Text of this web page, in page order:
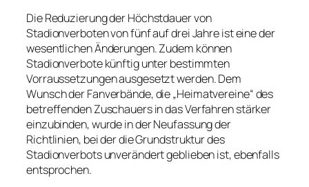
Die Reduzierung der Höchstdauer von
Stadionverboten von fünf auf drei Jahre ist eine der
wesentlichen Änderungen. Zudem können
Stadionverbote künftig unter bestimmten
Vorraussetzungen ausgesetzt werden. Dem
Wunsch der Fanverbände, die „Heimatvereine“ des
betreffenden Zuschauers in das Verfahren stärker
einzubinden, wurde in der Neufassung der
Richtlinien, bei der die Grundstruktur des
Stadionverbots unverändert geblieben ist, ebenfalls
entsprochen.